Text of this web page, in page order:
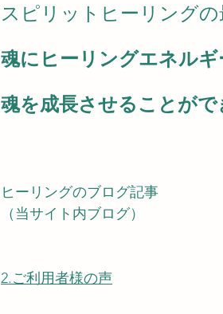
スピリットヒーリングの
魂にヒーリングエネルギ
魂を成長させることが
ヒーリングのブログ記事
（当サイト内ブログ）
2.ご利用者様の声